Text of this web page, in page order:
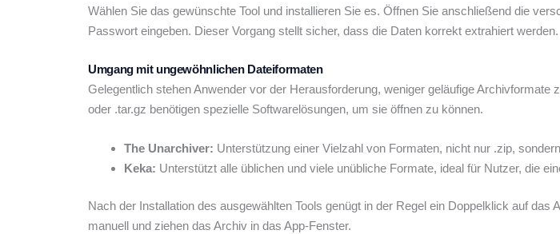
Wählen Sie das gewünschte Tool und installieren Sie es. Öffnen Sie anschließend die
Passwort eingeben. Dieser Vorgang stellt sicher, dass die Daten korrekt extrahiert werden.
Umgang mit ungewöhnlichen Dateiformaten
Gelegentlich stehen Anwender vor der Herausforderung, weniger geläufige
oder .tar.gz benötigen spezielle Softwarelösungen, um sie öffnen zu können.
The Unarchiver: Unterstützung einer Vielzahl von Formaten, nicht nur .zip,
Keka: Unterstützt alle üblichen und viele unübliche Formate, ideal für Nutzer, die
Nach der Installation des ausgewählten Tools genügt in der Regel ein Doppelklick auf
manuell und ziehen das Archiv in das App-Fenster.